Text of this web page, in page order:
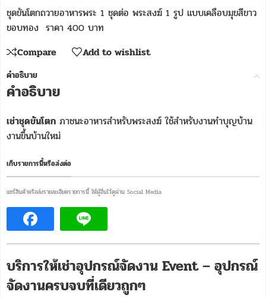
ชุดขันโตกถวายอาหารพระ 1 ชุดต่อ พระสงฆ์ 1 รูป แบบเคลือบมุขสีขาว
ขอบทอง ราคา 400 บาท
Compare
Add to wishlist
คำอธิบาย
คำอธิบาย
เช่าชุดขันโตก ภาชนะอาหารสำหรับพระสงฆ์ ใช้สำหรับงานทำบุญบ้าน
งานขึ้นบ้านใหม่
เก็บรายการนี้หรือส่งต่อ
แชร์สินค้าหรือส่งรายละเอียดรายการนี้ ให้ผู้อื่นไว้ดูผ่าน Social Media
บริการให้เช่าอุปกรณ์จัดงาน Event – อุปกรณ์
จัดงานครบจบที่เดียวถูกๆ